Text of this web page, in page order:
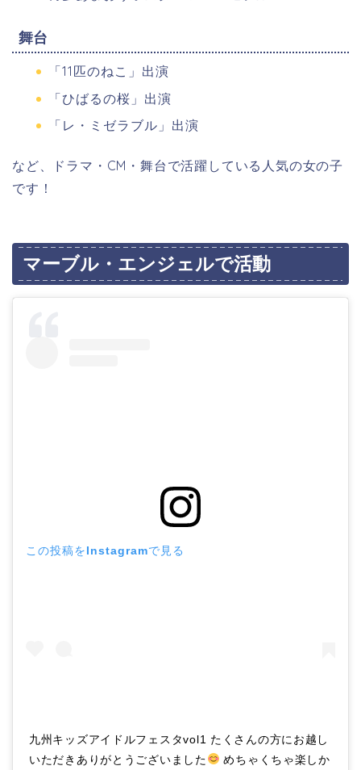
舞台
「11匹のねこ」出演
「ひばるの桜」出演
「レ・ミゼラブル」出演
など、ドラマ・CM・舞台で活躍している人気の女の子
です！
マーブル・エンジェルで活動
この投稿をInstagramで見る
九州キッズアイドルフェスタvol1 たくさんの方にお越し
いただきありがとうございました
めちゃくちゃ楽しか